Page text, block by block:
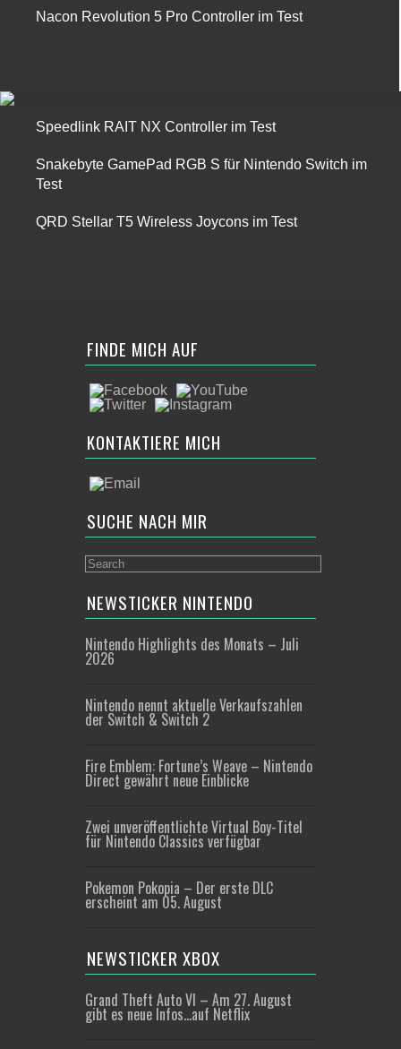
Nacon Revolution 5 Pro Controller im Test
Speedlink RAIT NX Controller im Test
Snakebyte GamePad RGB S für Nintendo Switch im
Test
QRD Stellar T5 Wireless Joycons im Test
FINDE MICH AUF
KONTAKTIERE MICH
SUCHE NACH MIR
NEWSTICKER NINTENDO
Nintendo Highlights des Monats – Juli
2026
Nintendo nennt aktuelle Verkaufszahlen
der Switch & Switch 2
Fire Emblem: Fortune’s Weave – Nintendo
Direct gewährt neue Einblicke
Zwei unveröffentlichte Virtual Boy-Titel
für Nintendo Classics verfügbar
Pokemon Pokopia – Der erste DLC
erscheint am 05. August
NEWSTICKER XBOX
Grand Theft Auto VI – Am 27. August
gibt es neue Infos…auf Netflix